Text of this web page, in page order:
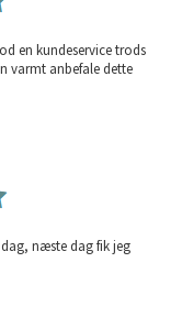
en kundeservice trods
varmt anbefale dette
næste dag fik jeg